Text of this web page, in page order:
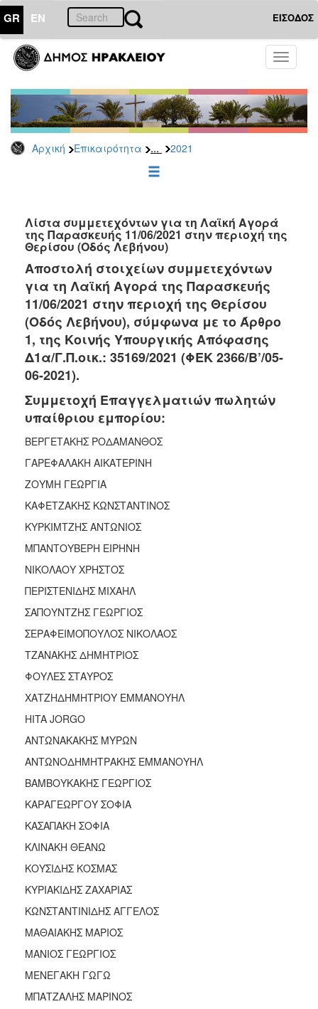
GR EN ΕΙΣΟΔΟΣ
Toggle
Αρχική Επικαιρότητα ... 2021
ΕΠΙΚΑΙΡΟΤΗΤΑ
Τύπου
Αρχείο
2026
2025
2022
2021
2020
2019
2018
2017
2016
2015
2012
2011
2010
2006
ΔΗΜΟΤΗΣ
ΗΡΑΚΛΕΙΟ
Λίστα συμμετεχόντων για τη Λαϊκή Αγορά
της Παρασκευής 11/06/2021 στην περιοχή της
Θερίσου (Οδός Λεβήνου)
Αποστολή στοιχείων συμμετεχόντων
για τη Λαϊκή Αγορά της Παρασκευής
11/06/2021 στην περιοχή της Θερίσου
(Οδός Λεβήνου), σύμφωνα με το Άρθρο
1, της Κοινής Υπουργικής Απόφασης
Δ1α/Γ.Π.οικ.: 35169/2021 (ΦΕΚ 2366/Β’/05-
06-2021).
Συμμετοχή Επαγγελματιών πωλητών
υπαίθριου εμπορίου:
ΒΕΡΓΕΤΑΚΗΣ ΡΟΔΑΜΑΝΘΟΣ
ΓΑΡΕΦΑΛΑΚΗ ΑΙΚΑΤΕΡΙΝΗ
ΖΟΥΜΗ ΓΕΩΡΓΙΑ
ΚΑΦΕΤΖΑΚΗΣ ΚΩΝΣΤΑΝΤΙΝΟΣ
ΚΥΡΚΙΜΤΖΗΣ ΑΝΤΩΝΙΟΣ
ΜΠΑΝΤΟΥΒΕΡΗ ΕΙΡΗΝΗ
ΝΙΚΟΛΑΟΥ ΧΡΗΣΤΟΣ
ΠΕΡΙΣΤΕΝΙΔΗΣ ΜΙΧΑΗΛ
ΣΑΠΟΥΝΤΖΗΣ ΓΕΩΡΓΙΟΣ
ΣΕΡΑΦΕΙΜΟΠΟΥΛΟΣ ΝΙΚΟΛΑΟΣ
ΤΖΑΝΑΚΗΣ ΔΗΜΗΤΡΙΟΣ
ΦΟΥΛΕΣ ΣΤΑΥΡΟΣ
ΧΑΤΖΗΔΗΜΗΤΡΙΟΥ ΕΜΜΑΝΟΥΗΛ
HITA JORGO
ΑΝΤΩΝΑΚΑΚΗΣ ΜΥΡΩΝ
ΑΝΤΩΝΟΔΗΜΗΤΡΑΚΗΣ ΕΜΜΑΝΟΥΗΛ
ΒΑΜΒΟΥΚΑΚΗΣ ΓΕΩΡΓΙΟΣ
ΚΑΡΑΓΕΩΡΓΟΥ ΣΟΦΙΑ
ΚΑΣΑΠΑΚΗ ΣΟΦΙΑ
ΚΛΙΝΑΚΗ ΘΕΑΝΩ
ΚΟΥΣΙΔΗΣ ΚΟΣΜΑΣ
ΚΥΡΙΑΚΙΔΗΣ ΖΑΧΑΡΙΑΣ
ΚΩΝΣΤΑΝΤΙΝΙΔΗΣ ΑΓΓΕΛΟΣ
ΜΑΘΑΙΑΚΗΣ ΜΑΡΙΟΣ
ΜΑΝΙΟΣ ΓΕΩΡΓΙΟΣ
ΜΕΝΕΓΑΚΗ ΓΩΓΩ
ΜΠΑΤΖΑΛΗΣ ΜΑΡΙΝΟΣ